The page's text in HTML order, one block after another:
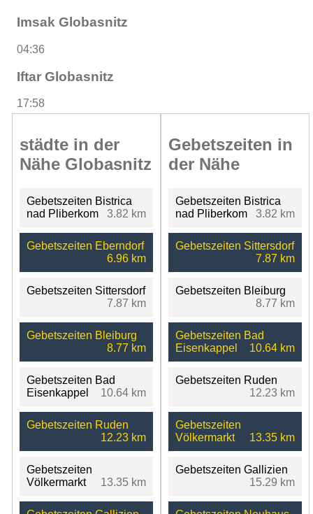
Imsak Globasnitz
04:36
Iftar Globasnitz
17:58
städte in der
Nähe Globasnitz
Gebetszeiten Bistrica
nad Pliberkom
3.82 km
Gebetszeiten Eberndorf
6.96 km
Gebetszeiten Sittersdorf
7.87 km
Gebetszeiten Bleiburg
8.77 km
Gebetszeiten Bad
Eisenkappel
10.64 km
Gebetszeiten Ruden
12.23 km
Gebetszeiten
Völkermarkt
13.35 km
Gebetszeiten in
der Nähe
Gebetszeiten Bistrica
nad Pliberkom
3.82 km
Gebetszeiten Sittersdorf
7.87 km
Gebetszeiten Bleiburg
8.77 km
Gebetszeiten Bad
Eisenkappel
10.64 km
Gebetszeiten Ruden
12.23 km
Gebetszeiten
Völkermarkt
13.35 km
Gebetszeiten Gallizien
15.29 km